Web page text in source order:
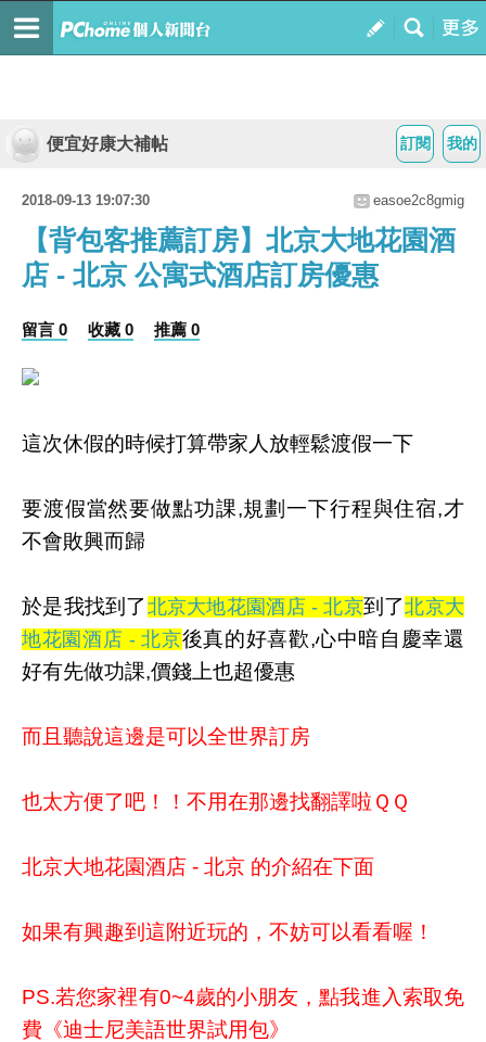
我的
訂閱
便宜好康大補帖
2018-09-13 19:07:30 easoe2c8gmig
【背包客推薦訂房】北京大地花園酒
店 - 北京 公寓式酒店訂房優惠
留言 0 收藏 0 推薦 0
這次休假的時候打算帶家人放輕鬆渡假一下
要渡假當然要做點功課,規劃一下行程與住宿,才
不會敗興而歸
於是我找到了 北京大地花園酒店 - 北京到了北京大
地花園酒店 - 北京後真的好喜歡,心中暗自慶幸還
好有先做功課,價錢上也超優惠
而且聽說這邊是可以全世界訂房
也太方便了吧！！不用在那邊找翻譯啦ＱＱ
北京大地花園酒店 - 北京 的介紹在下面
如果有興趣到這附近玩的，不妨可以看看喔！
PS.若您家裡有0~4歲的小朋友，點我進入索取免
費《迪士尼美語世界試用包》